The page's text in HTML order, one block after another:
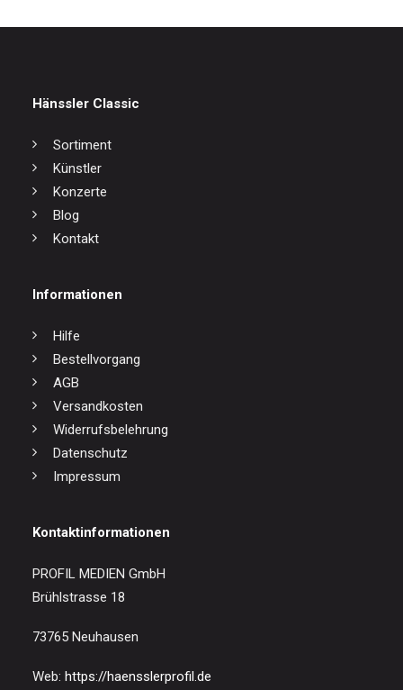
Hänssler Classic
Sortiment
Künstler
Konzerte
Blog
Kontakt
Informationen
Hilfe
Bestellvorgang
AGB
Versandkosten
Widerrufsbelehrung
Datenschutz
Impressum
Kontaktinformationen
PROFIL MEDIEN GmbH
Brühlstrasse 18
73765 Neuhausen
Web: https://haensslerprofil.de